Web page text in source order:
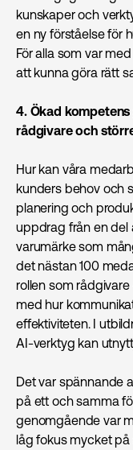
kunskaper och
en ny förståelse för
För alla som var
att kunna göra rätt
4. Ökad
rådgivare och
Hur kan våra
kunders behov och
planering och
uppdrag från en del
varumärke som
det nästan 100
rollen som
med hur
effektiviteten. I
AI-verktyg kan
Det var spännande
på ett och samma
genomgående var
låg fokus mycket